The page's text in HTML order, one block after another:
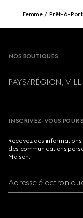
Femme Prêt-à-
NOS BOUTIQUES
PAYS/RÉGION,
INSCRIVEZ-VOUS POUR
Recevez des
des communications
Maison.
Adresse